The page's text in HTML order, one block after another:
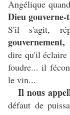
Angélique
Dieu
S'il s'agit,
dire qu'il
foudre... il
le vin...
Il nous
défaut de